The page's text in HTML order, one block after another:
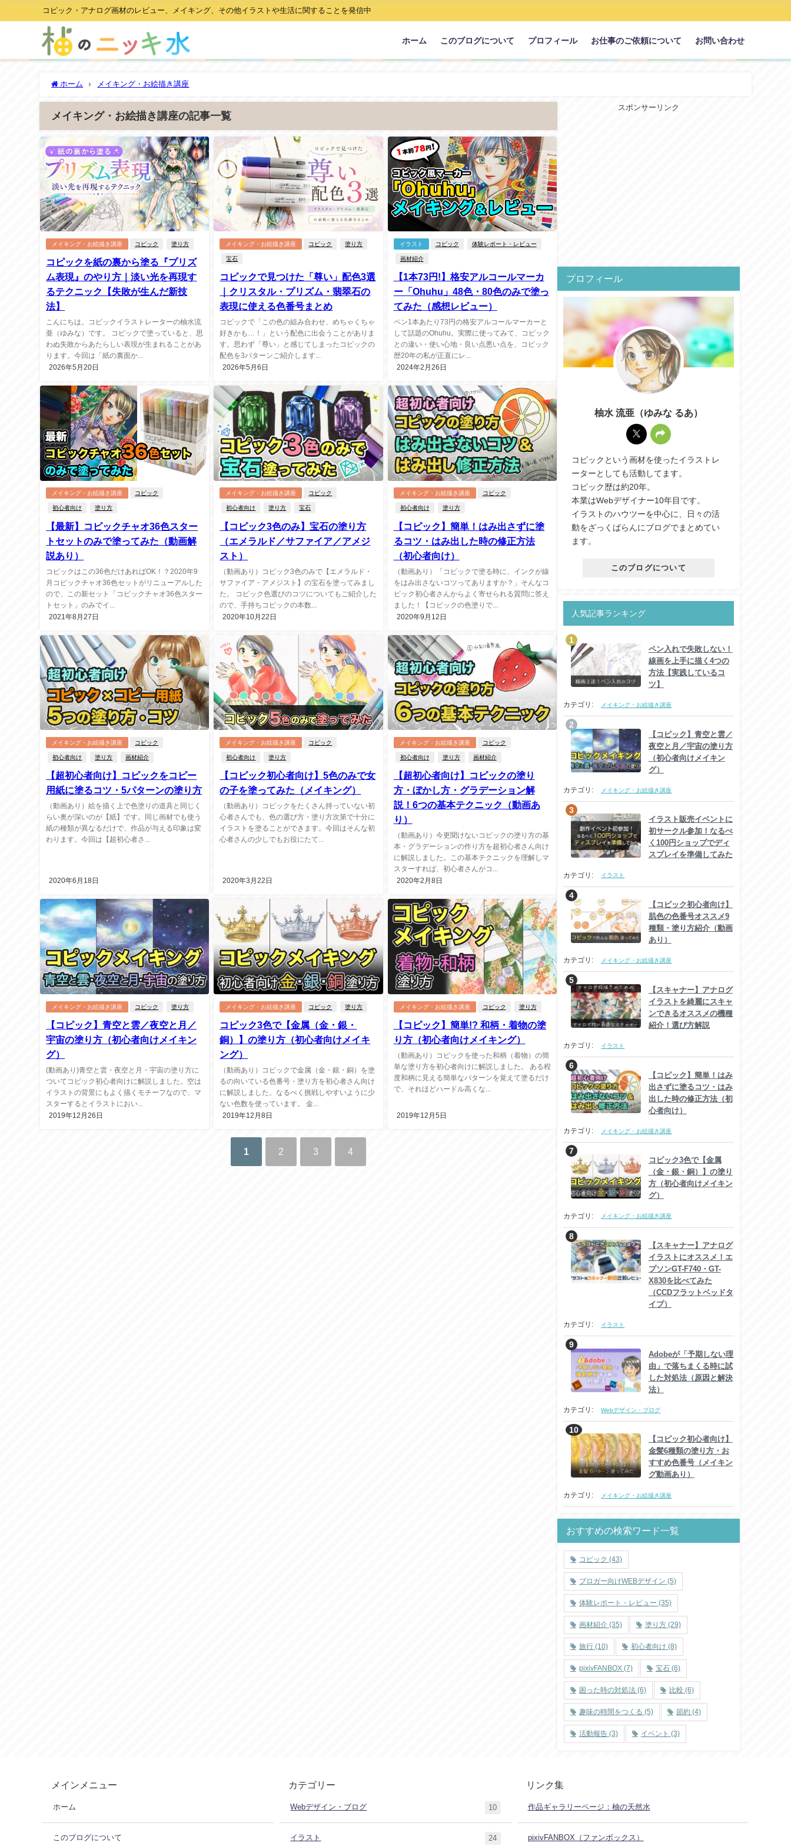
コピック・アナログ画材のレビュー、メイキング、その他イラストや生活に関することを発信中
ホーム このブログについて プロフィール お仕事のご依頼について お問い合わせ
ホーム メイキング・お絵描き講座
メイキング・お絵描き講座の記事一覧
メイキング・お絵描き講座 コピック 塗り方
コピックを紙の裏から塗る『プリズ
ム表現』のやり方｜淡い光を再現す
るテクニック【失敗が生んだ新技
法】
こんにちは。コピックイラストレーターの柚水流
亜（ゆみな）です。 コピックで塗っていると、思
わぬ失敗からあたらしい表現が生まれることがあ
ります。今回は「紙の裏面か...
2026年5月20日
メイキング・お絵描き講座 コピック 塗り方
宝石
コピックで見つけた「尊い」配色3選
｜クリスタル・プリズム・翡翠石の
表現に使える色番号まとめ
コピックで「この色の組み合わせ、めちゃくちゃ
好きかも…！」という配色に出会うことがありま
す。思わず「尊い」と感じてしまったコピックの
配色を3パターンご紹介します...
2026年5月6日
イラスト コピック 体験レポート・レビュー
画材紹介
【1本73円!】格安アルコールマーカ
ー「Ohuhu」48色・80色のみで塗っ
てみた（感想レビュー）
ペン1本あたり73円の格安アルコールマーカーと
して話題のOhuhu。実際に使ってみて、コピック
との違い・使い心地・良い点悪い点を、コピック
歴20年の私が正直にレ...
2024年2月26日
メイキング・お絵描き講座 コピック
初心者向け 塗り方
【最新】コピックチャオ36色スター
トセットのみで塗ってみた（動画解
説あり）
コピックはこの36色だけあればOK！？2020年9
月コピックチャオ36色セットがリニューアルした
ので、この新セット「コピックチャオ36色スター
トセット」のみでイ...
2021年8月27日
メイキング・お絵描き講座 コピック
初心者向け 塗り方 宝石
【コピック3色のみ】宝石の塗り方
（エメラルド／サファイア／アメジ
スト）
（動画あり）コピック3色のみで【エメラルド・
サファイア・アメジスト】の宝石を塗ってみまし
た。 コピック色選びのコツについてもご紹介した
ので、手持ちコピックの本数...
2020年10月22日
メイキング・お絵描き講座 コピック
初心者向け 塗り方
【コピック】簡単！はみ出さずに塗
るコツ・はみ出した時の修正方法
（初心者向け）
（動画あり）「コピックで塗る時に、インクが線
をはみ出さないコツってありますか？」そんなコ
ピック初心者さんからよく寄せられる質問に答え
ました！【コピックの色塗りで...
2020年9月12日
メイキング・お絵描き講座 コピック
初心者向け 塗り方 画材紹介
【超初心者向け】コピックをコピー
用紙に塗るコツ・5パターンの塗り方
（動画あり）絵を描く上で色塗りの道具と同じく
らい奥が深いのが【紙】です。同じ画材でも使う
紙の種類が異なるだけで、作品が与える印象は変
わります。今回は【超初心者さ...
2020年6月18日
メイキング・お絵描き講座 コピック
初心者向け 塗り方
【コピック初心者向け】5色のみで女
の子を塗ってみた（メイキング）
（動画あり）コピックをたくさん持っていない初
心者さんでも、色の選び方・塗り方次第で十分に
イラストを塗ることができます。今回はそんな初
心者さんの少しでもお役にたて...
2020年3月22日
メイキング・お絵描き講座 コピック
初心者向け 塗り方 画材紹介
【超初心者向け】コピックの塗り
方・ぼかし方・グラデーション解
説！6つの基本テクニック（動画あ
り）
（動画あり）今更聞けないコピックの塗り方の基
本・グラデーションの作り方を超初心者さん向け
に解説しました。この基本テクニックを理解しマ
スターすれば、初心者さんがコ...
2020年2月8日
メイキング・お絵描き講座 コピック 塗り方
【コピック】青空と雲／夜空と月／
宇宙の塗り方（初心者向けメイキン
グ）
(動画あり)青空と雲・夜空と月・宇宙の塗り方に
ついてコピック初心者向けに解説しました。空は
イラストの背景にもよく描くモチーフなので、マ
スターするとイラストにおい...
2019年12月26日
メイキング・お絵描き講座 コピック 塗り方
コピック3色で【金属（金・銀・
銅）】の塗り方（初心者向けメイキ
ング）
（動画あり）コピックで金属（金・銀・銅）を塗
るの向いている色番号・塗り方を初心者さん向け
に解説しました。なるべく挑戦しやすいように少
ない色数を使っています。 金...
2019年12月8日
メイキング・お絵描き講座 コピック 塗り方
【コピック】簡単!? 和柄・着物の塗
り方（初心者向けメイキング）
（動画あり）コピックを使った和柄（着物）の簡
単な塗り方を初心者向けに解説しました。 ある程
度和柄に見える簡単なパターンを覚えて塗るだけ
で、それほどハードル高くな...
2019年12月5日
1 2 3 4
スポンサーリンク
プロフィール
柚水 流亜（ゆみな るあ）
コピックという画材を使ったイラストレ
ーターとしても活動してます。
コピック歴は約20年。
本業はWebデザイナー10年目です。
イラストのハウツーを中心に、日々の活
動をざっくばらんにブログでまとめてい
ます。
このブログについて
人気記事ランキング
ペン入れで失敗しない！
線画を上手に描く4つの
方法【実践しているコ
ツ】
カテゴリ: メイキング・お絵描き講座
【コピック】青空と雲／
夜空と月／宇宙の塗り方
（初心者向けメイキン
グ）
カテゴリ: メイキング・お絵描き講座
イラスト販売イベントに
初サークル参加！なるべ
く100円ショップでディ
スプレイを準備してみた
カテゴリ: イラスト
【コピック初心者向け】
肌色の色番号オススメ9
種類・塗り方紹介（動画
あり）
カテゴリ: メイキング・お絵描き講座
【スキャナー】アナログ
イラストを綺麗にスキャ
ンできるオススメの機種
紹介！選び方解説
カテゴリ: イラスト
【コピック】簡単！はみ
出さずに塗るコツ・はみ
出した時の修正方法（初
心者向け）
カテゴリ: メイキング・お絵描き講座
コピック3色で【金属
（金・銀・銅）】の塗り
方（初心者向けメイキン
グ）
カテゴリ: メイキング・お絵描き講座
【スキャナー】アナログ
イラストにオススメ！エ
プソンGT-F740・GT-
X830を比べてみた
（CCDフラットベッドタ
イプ）
カテゴリ: イラスト
Adobeが「予期しない理
由」で落ちまくる時に試
した対処法（原因と解決
法）
カテゴリ: Webデザイン・ブログ
【コピック初心者向け】
金髪6種類の塗り方・お
すすめ色番号（メイキン
グ動画あり）
カテゴリ: メイキング・お絵描き講座
おすすめの検索ワード一覧
コピック (43)
体験レポート・レビュー (35)
画材紹介(35) 塗り方(29)
旅行(10) 初心者向け (8)
pixivFANBOX(7) 宝石(6)
困った時の対処法(6) 比較 (6)
趣味の時間をつくる (5)
ブロガー向けWEBデザイン (5)
節約(4)
活動報告(3) イベント (3)
メインメニュー
ホーム
このブログについて
カテゴリー
Webデザイン・ブログ 10
イラスト 24
リンク集
作品ギャラリーページ：柚の天然水
pixivFANBOX（ファンボックス）